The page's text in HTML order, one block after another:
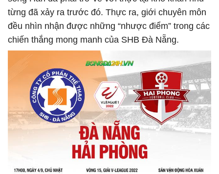
từng đã xảy ra trước đó. Thực ra, giới chuyên môn
đều nhìn nhận được những “nhược điểm” trong các
chiến thắng mong manh của SHB Đà Nẵng.